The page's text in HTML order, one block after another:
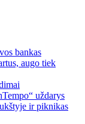
bankas
augo tiek
uždarys
ir piknikas